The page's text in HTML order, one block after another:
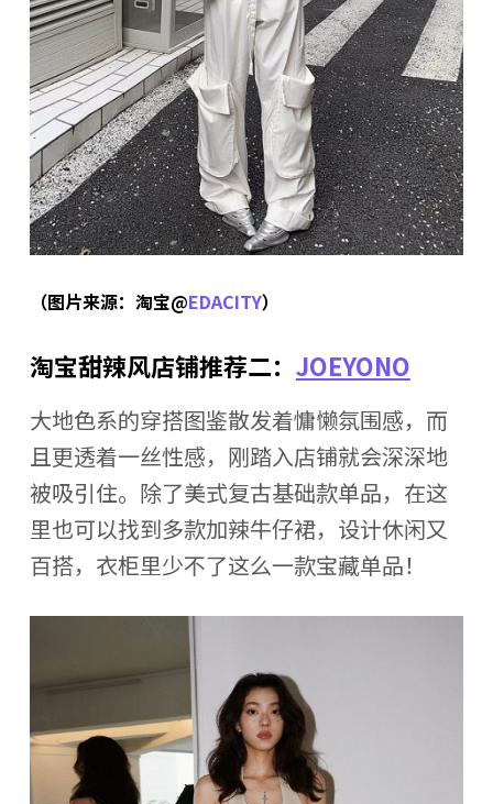
（图片来源：淘宝@EDACITY）
淘宝甜辣风店铺推荐二： JOEYONO
大地色系的穿搭图鉴散发着慵懒氛围感，而
且更透着一丝性感，刚踏入店铺就会深深地
被吸引住。除了美式复古基础款单品，在这
里也可以找到多款加辣牛仔裙，设计休闲又
百搭，衣柜里少不了这么一款宝藏单品！